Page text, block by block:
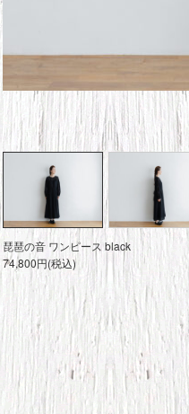
琵琶の音 ワンピース black
74,800円(税込)